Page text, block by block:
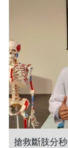
搶救斷肢分